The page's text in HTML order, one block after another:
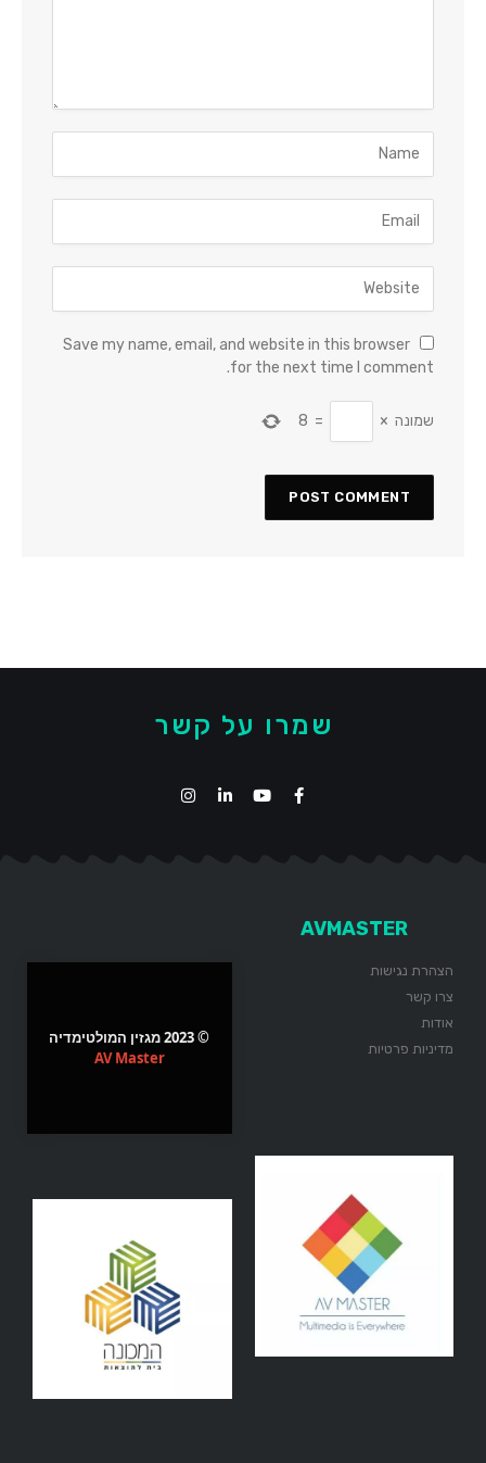
Save my name, email, and website in this browser
for the next time I comment.
שמונה ×
=
8
שמרו על קשר
AVMASTER
הצהרת נגישות
צרו קשר
אודות
מדיניות פרטיות
© 2023 מגזין המולטימדיה
AV Master